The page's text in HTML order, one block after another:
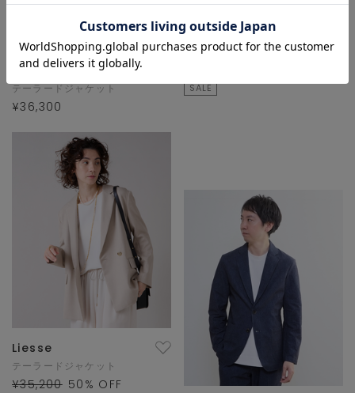
TIARA
テーラードジャケット
¥36,300
テーラードジャケット
¥35,200 50% OFF
SALE
Liesse
テーラードジャケット
¥35,200 50 % OFF